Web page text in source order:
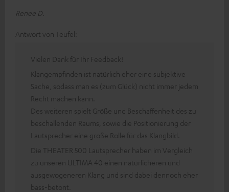
Renee D.
Antwort von Teufel:
Vielen Dank für Ihr Feedback!
Klangempfinden ist natürlich eher eine subjektive
Sache, sodass man es (zum Glück) nicht immer jedem
Recht machen kann.
Des weiteren spielt Größe und Beschaffenheit des zu
beschallenden Raums, sowie die Positionierung der
Lautsprecher eine große Rolle für das Klangbild.
Die THEATER 500 Lautsprecher haben im Vergleich
zu unseren ULTIMA 40 einen natürlicheren und
ausgewogeneren Klang und sind dabei dennoch eher
bass-betont.